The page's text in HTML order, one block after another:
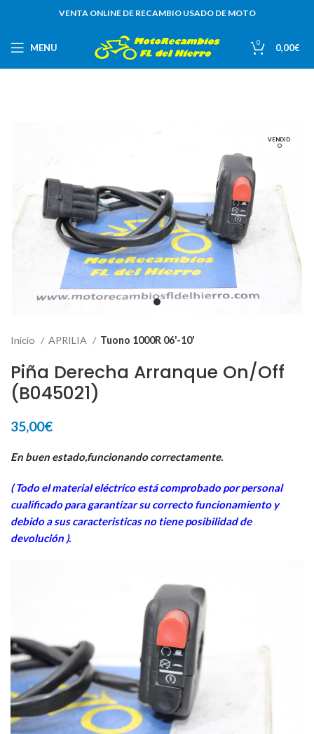
VENTA ONLINE DE RECAMBIO USADO DE MOTO
MENU 0 0,00€
VENDID
O
Inicio APRILIA Tuono 1000R 06'-10'
Piña Derecha Arranque On/Off
(B045021)
35,00€
En buen estado,funcionando correctamente.
( Todo el material eléctrico está comprobado por personal
cualificado para garantizar su correcto funcionamiento y
debido a sus caracteristicas no tiene posibilidad de
devolución ).